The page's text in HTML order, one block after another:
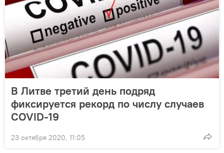
В Литве третий день подряд
фиксируется рекорд по числу случаев
COVID-19
23 октября 2020, 11:05